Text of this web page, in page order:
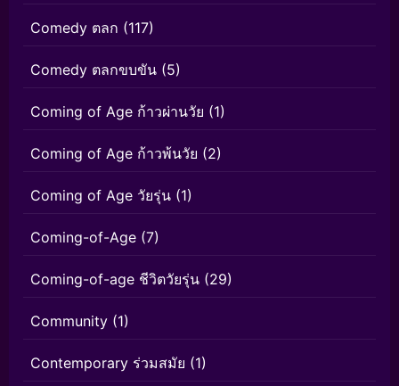
Comedy ตลก (117)
Comedy ตลกขบขัน (5)
Coming of Age ก้าวผ่านวัย (1)
Coming of Age ก้าวพ้นวัย (2)
Coming of Age วัยรุ่น (1)
Coming-of-Age (7)
Coming-of-age ชีวิตวัยรุ่น (29)
Community (1)
Contemporary ร่วมสมัย (1)